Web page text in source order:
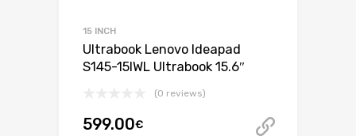
15 INCH
Ultrabook Lenovo Ideapad
S145-15IWL Ultrabook 15.6″
(0 reviews)
599.00€